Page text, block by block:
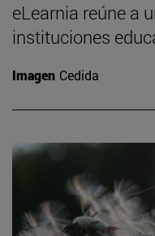
eLearnia reúne a
instituciones
Imagen Cedida